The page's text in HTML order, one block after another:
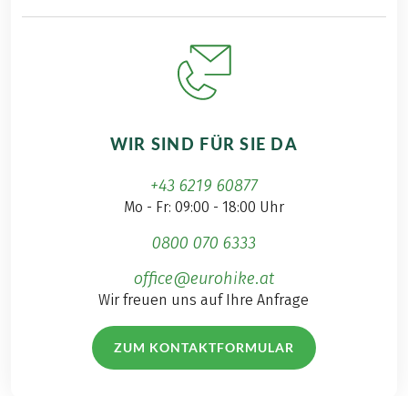
WIR SIND FÜR SIE DA
+43 6219 60877
Mo - Fr: 09:00 - 18:00 Uhr
0800 070 6333
office@eurohike.at
Wir freuen uns auf Ihre Anfrage
ZUM KONTAKTFORMULAR